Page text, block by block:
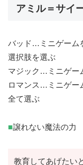
アミル＝サイ
バッド…ミニゲーム
選択肢を選ぶ
マジック…ミニゲー
ロマンス…ミニゲー
全て選ぶ
■譲れない魔法の力
教育してあげた